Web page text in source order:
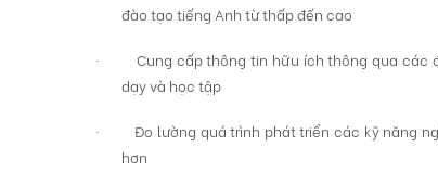
đào tạo tiếng Anh từ thấp đến cao
·
Cung cấp thông tin hữu ích thông qua các
dạy và học tập
·
Đo lường quá trình phát triển các kỹ năng
hơn